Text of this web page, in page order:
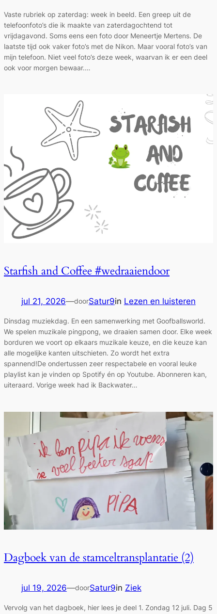
Vaste rubriek op zaterdag: week in beeld. Een greep uit de
telefoonfoto’s die ik maakte van zaterdagochtend tot
vrijdagavond. Soms eens een foto door Meneertje Mertens. De
laatste tijd ook vaker foto’s met de Nikon. Maar vooral foto’s van
mijn telefoon. Niet veel foto’s deze week, waarvan ik er een deel
ook voor morgen bewaar.…
Starfish and Coffee #wedraaiendoor
jul 21, 2026—doorSatur9in Lezen en luisteren
Dinsdag muziekdag. En een samenwerking met Goofballsworld.
We spelen muzikale pingpong, we draaien samen door. Elke week
borduren we voort op elkaars muzikale keuze, en die keuze kan
alle mogelijke kanten uitschieten. Zo wordt het extra
spannend!De ondertussen zeer respectabele en vooral leuke
playlist kan je vinden op Spotify én op Youtube. Abonneren kan,
uiteraard. Vorige week had ik Backwater…
Dagboek van de stamceltransplantatie (2)
jul 19, 2026—doorSatur9in Ziek
Vervolg van het dagboek, hier lees je deel 1. Zondag 12 juli. Dag 5